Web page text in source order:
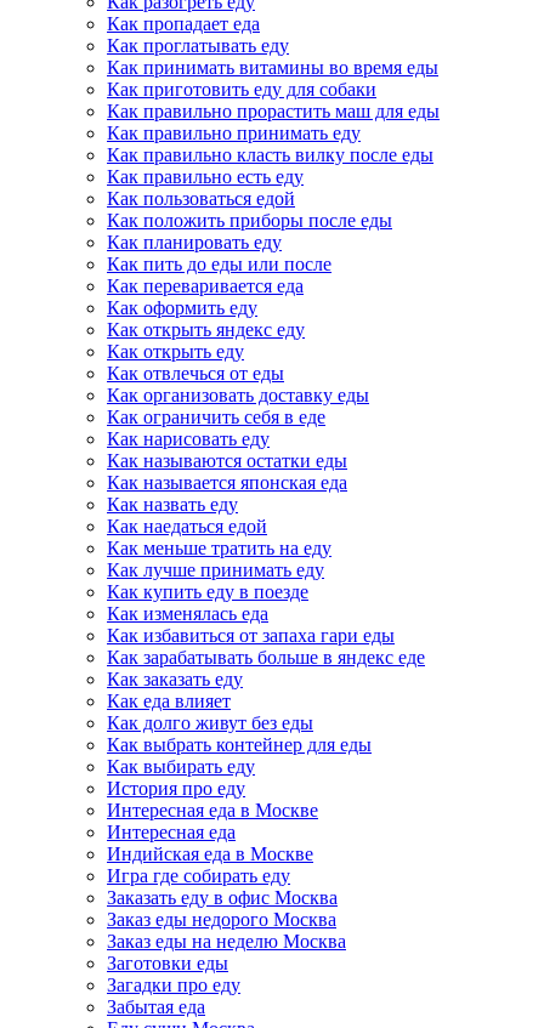
Как пропадает еда
Как проглатывать еду
Как принимать витамины во время еды
Как приготовить еду для собаки
Как правильно прорастить маш для еды
Как правильно принимать еду
Как правильно класть вилку после еды
Как правильно есть еду
Как пользоваться едой
Как положить приборы после еды
Как планировать еду
Как пить до еды или после
Как переваривается еда
Как оформить еду
Как открыть яндекс еду
Как открыть еду
Как отвлечься от еды
Как организовать доставку еды
Как ограничить себя в еде
Как нарисовать еду
Как называются остатки еды
Как называется японская еда
Как назвать еду
Как наедаться едой
Как меньше тратить на еду
Как лучше принимать еду
Как купить еду в поезде
Как изменялась еда
Как избавиться от запаха гари еды
Как зарабатывать больше в яндекс еде
Как заказать еду
Как еда влияет
Как долго живут без еды
Как выбрать контейнер для еды
Как выбирать еду
История про еду
Интересная еда в Москве
Интересная еда
Индийская еда в Москве
Игра где собирать еду
Заказать еду в офис Москва
Заказ еды недорого Москва
Заказ еды на неделю Москва
Заготовки еды
Загадки про еду
Забытая еда